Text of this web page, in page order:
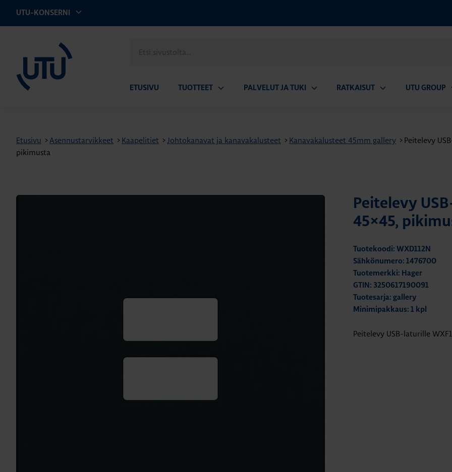
UTU-KONSERNI
sivustolta
ETUSIVU TUOTTEET PALVELUT JA TUKI RATKAISUT UTU GROUP
Etusivu >Asennustarvikkeet > Kaapelitiet >Johtokanavat ja kanavakalusteet > Kanavakalusteet 45mm gallery > Peitelevy
pikimusta
Peitelevy
45×45,
Tuotekoodi: WXD112N
Sähkönumero: 1476700
Tuotemerkki: Hager
GTIN: 3250617190091
Tuotesarja: gallery
Minimipakkaus: 1 kpl
Peitelevy USB-laturille